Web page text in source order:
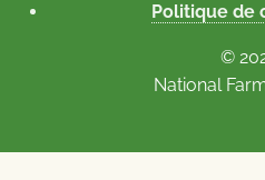
Politique de
©
National